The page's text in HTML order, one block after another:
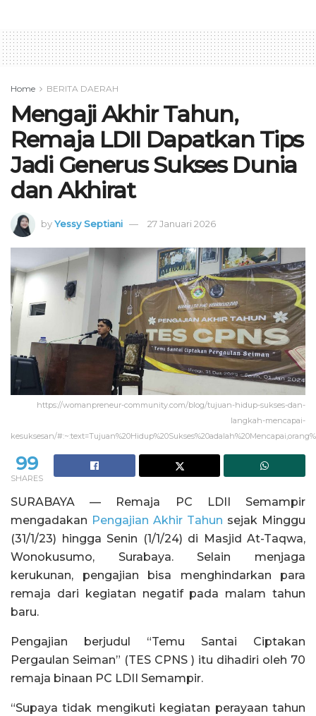
Home BERITA DAERAH
Mengaji Akhir Tahun,
Remaja LDII Dapatkan Tips
Jadi Generus Sukses Dunia
dan Akhirat
byYessy Septiani 27 Januari 2026
https://womanpreneur-community.com/blog/tujuan-hidup-sukses-dan-
langkah-mencapai-
kesuksesan/
99
SHARES
SURABAYA — Remaja PC LDII Semampir
mengadakan Pengajian Akhir Tahun sejak Minggu
(31/1/23) hingga Senin (1/1/24) di Masjid At-Taqwa,
Wonokusumo, Surabaya. Selain menjaga
kerukunan, pengajian bisa menghindarkan para
remaja dari kegiatan negatif pada malam tahun
baru.
Pengajian berjudul “Temu Santai Ciptakan
Pergaulan Seiman” (TES CPNS ) itu dihadiri oleh 70
remaja binaan PC LDII Semampir.
“Supaya tidak mengikuti kegiatan perayaan tahun